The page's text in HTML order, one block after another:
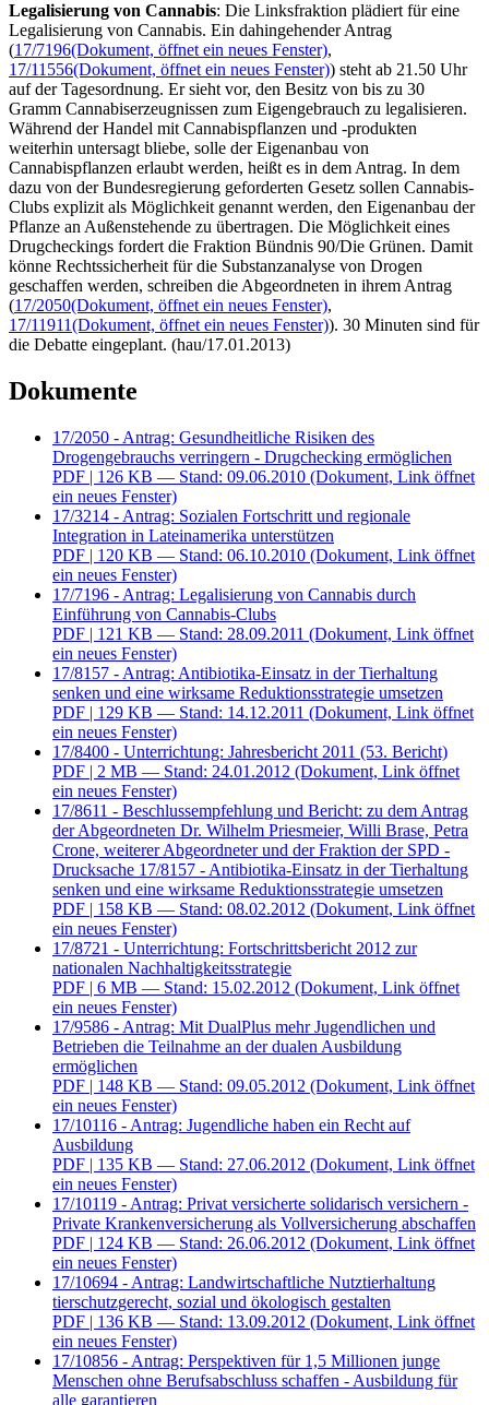
Legalisierung von Cannabis: Die Linksfraktion plädiert für eine
Legalisierung von Cannabis. Ein dahingehender Antrag
(17/7196(Dokument, öffnet ein neues Fenster),
17/11556(Dokument, öffnet ein neues Fenster)) steht ab 21.50 Uhr
auf der Tagesordnung. Er sieht vor, den Besitz von bis zu 30
Gramm Cannabiserzeugnissen zum Eigengebrauch zu legalisieren.
Während der Handel mit Cannabispflanzen und -produkten
weiterhin untersagt bliebe, solle der Eigenanbau von
Cannabispflanzen erlaubt werden, heißt es in dem Antrag. In dem
dazu von der Bundesregierung geforderten Gesetz sollen Cannabis-
Clubs explizit als Möglichkeit genannt werden, den Eigenanbau der
Pflanze an Außenstehende zu übertragen. Die Möglichkeit eines
Drugcheckings fordert die Fraktion Bündnis 90/Die Grünen. Damit
könne Rechtssicherheit für die Substanzanalyse von Drogen
geschaffen werden, schreiben die Abgeordneten in ihrem Antrag
(17/2050(Dokument, öffnet ein neues Fenster),
17/11911(Dokument, öffnet ein neues Fenster)). 30 Minuten sind für
die Debatte eingeplant. (hau/17.01.2013)
Dokumente
17/2050 - Antrag: Gesundheitliche Risiken des
Drogengebrauchs verringern - Drugchecking ermöglichen
PDF | 126 KB — Stand: 09.06.2010 (Dokument, Link öffnet
ein neues Fenster)
17/3214 - Antrag: Sozialen Fortschritt und regionale
Integration in Lateinamerika unterstützen
PDF | 120 KB — Stand: 06.10.2010 (Dokument, Link öffnet
ein neues Fenster)
17/7196 - Antrag: Legalisierung von Cannabis durch
Einführung von Cannabis-Clubs
PDF | 121 KB — Stand: 28.09.2011 (Dokument, Link öffnet
ein neues Fenster)
17/8157 - Antrag: Antibiotika-Einsatz in der Tierhaltung
senken und eine wirksame Reduktionsstrategie umsetzen
PDF | 129 KB — Stand: 14.12.2011 (Dokument, Link öffnet
ein neues Fenster)
17/8400 - Unterrichtung: Jahresbericht 2011 (53. Bericht)
PDF | 2 MB — Stand: 24.01.2012 (Dokument, Link öffnet
ein neues Fenster)
17/8611 - Beschlussempfehlung und Bericht: zu dem Antrag
der Abgeordneten Dr. Wilhelm Priesmeier, Willi Brase, Petra
Crone, weiterer Abgeordneter und der Fraktion der SPD -
Drucksache 17/8157 - Antibiotika-Einsatz in der Tierhaltung
senken und eine wirksame Reduktionsstrategie umsetzen
PDF | 158 KB — Stand: 08.02.2012 (Dokument, Link öffnet
ein neues Fenster)
17/8721 - Unterrichtung: Fortschrittsbericht 2012 zur
nationalen Nachhaltigkeitsstrategie
PDF | 6 MB — Stand: 15.02.2012 (Dokument, Link öffnet
ein neues Fenster)
17/9586 - Antrag: Mit DualPlus mehr Jugendlichen und
Betrieben die Teilnahme an der dualen Ausbildung
ermöglichen
PDF | 148 KB — Stand: 09.05.2012 (Dokument, Link öffnet
ein neues Fenster)
17/10116 - Antrag: Jugendliche haben ein Recht auf
Ausbildung
PDF | 135 KB — Stand: 27.06.2012 (Dokument, Link öffnet
ein neues Fenster)
17/10119 - Antrag: Privat versicherte solidarisch versichern -
Private Krankenversicherung als Vollversicherung abschaffen
PDF | 124 KB — Stand: 26.06.2012 (Dokument, Link öffnet
ein neues Fenster)
17/10694 - Antrag: Landwirtschaftliche Nutztierhaltung
tierschutzgerecht, sozial und ökologisch gestalten
PDF | 136 KB — Stand: 13.09.2012 (Dokument, Link öffnet
ein neues Fenster)
17/10856 - Antrag: Perspektiven für 1,5 Millionen junge
Menschen ohne Berufsabschluss schaffen - Ausbildung für
alle garantieren